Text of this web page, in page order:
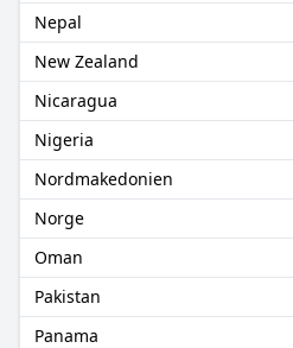
Nepal
New Zealand
Nicaragua
Nigeria
Nordmakedonien
Norge
Oman
Pakistan
Panama